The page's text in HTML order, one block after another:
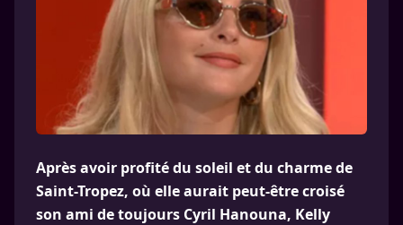
Après avoir profité du soleil et du charme de
Saint-Tropez, où elle aurait peut-être croisé
son ami de toujours Cyril Hanouna, Kelly